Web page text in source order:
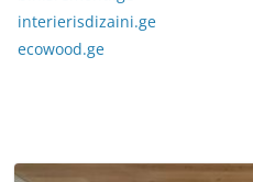
interierisdizaini.ge
ecowood.ge